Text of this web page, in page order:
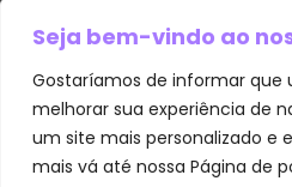
Seja bem-vindo ao
Gostaríamos de informar que
melhorar sua experiência de
um site mais personalizado e
mais vá até nossa Página de
Contato
Política de Privacidade
Sobre Nós
Termos e Condições